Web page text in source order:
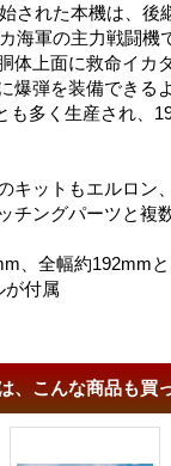
された本機は、後
海軍の主力戦闘機
体上面に救命イカ
爆弾を装備できる
も多く生産され、
キットもエルロン
チングパーツと複
、全幅約192mmと
が付属
、こんな商品も買